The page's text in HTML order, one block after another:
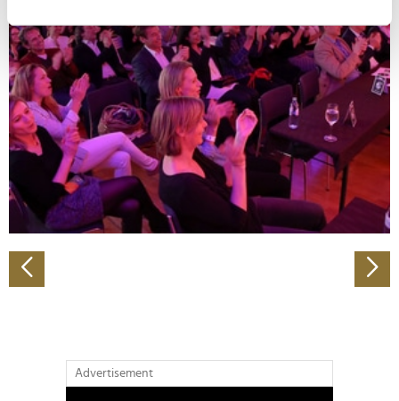
bestimmten Merkmalen (Fingerprinting) identifizieren
Erfahren Sie mehr darüber, wie Ihre persönlichen Daten
verarbeitet werden, und legen Sie Ihre Präferenzen im
Abschnitt Einzelheitenfest.
Wir verwenden Cookies, um Inhalte und Anzeigen zu
personalisieren, Funktionen für soziale Medien anbieten
zu können und die Zugriffe auf unsere Website zu
analysieren. Außerdem geben wir Informationen zu Ihrer
Verwendung unserer Website an unsere Partner für
soziale Medien, Werbung und Analysen weiter. Unsere
Partner führen diese Informationen möglicherweise mit
Advertisement